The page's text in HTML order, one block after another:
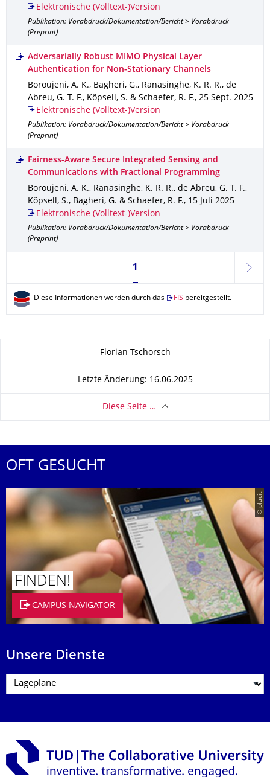
Elektronische (Volltext-)Version
Publikation: Vorabdruck/Dokumentation/Bericht > Vorabdruck
(Preprint)
Adversarially Robust MIMO Physical Layer
Authentication for Non-Stationary Channels
Boroujeni, A. K., Bagheri, G., Ranasinghe, K. R. R., de
Abreu, G. T. F., Köpsell, S. & Schaefer, R. F., 25 Sept. 2025
Elektronische (Volltext-)Version
Publikation: Vorabdruck/Dokumentation/Bericht > Vorabdruck
(Preprint)
Fairness-Aware Secure Integrated Sensing and
Communications with Fractional Programming
Boroujeni, A. K., Ranasinghe, K. R. R., de Abreu, G. T. F.,
Köpsell, S., Bagheri, G. & Schaefer, R. F., 15 Juli 2025
Elektronische (Volltext-)Version
Publikation: Vorabdruck/Dokumentation/Bericht > Vorabdruck
(Preprint)
Seite 1, aktuell ausgewählt
1
weiter
Diese Informationen werden durch das FIS bereitgestellt.
Florian Tschorsch
Letzte Änderung: 16.06.2025
Diese Seite …
OFT GESUCHT
© placit
FINDEN!
CAMPUS NAVIGATOR
Unsere Dienste